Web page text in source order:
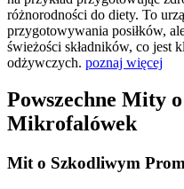
różnorodności do diety. To
przygotowywania posiłków,
świeżości składników, co jest
odżywczych. poznaj więcej
Powszechne Mity
Mikrofalówek
Mit o Szkodliwym